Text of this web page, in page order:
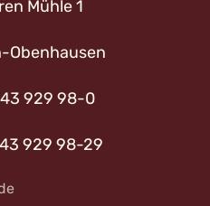
Mühle 1
Obenhausen
929 98-0
929 98-29